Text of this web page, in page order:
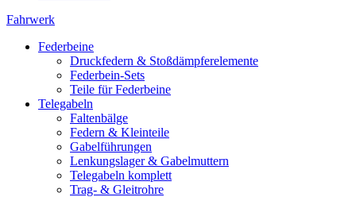
Fahrwerk
Federbeine
Druckfedern & Stoßdämpferelemente
Federbein-Sets
Teile für Federbeine
Telegabeln
Faltenbälge
Federn & Kleinteile
Gabelführungen
Lenkungslager & Gabelmuttern
Telegabeln komplett
Trag- & Gleitrohre